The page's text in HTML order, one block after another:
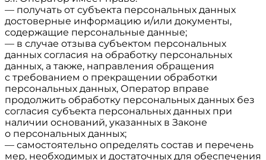
— получать от субъекта персональных данных
достоверные информацию и/или документы,
содержащие персональные данные;
— в случае отзыва субъектом персональных
данных согласия на обработку персональных
данных, а также, направления обращения
с требованием о прекращении обработки
персональных данных, Оператор вправе
продолжить обработку персональных данных без
согласия субъекта персональных данных при
наличии оснований, указанных в Законе
о персональных данных;
— самостоятельно определять состав и перечень
мер, необходимых и достаточных для обеспечения